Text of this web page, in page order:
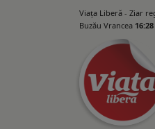
Viața Liberă - Ziar
Buzău Vrancea